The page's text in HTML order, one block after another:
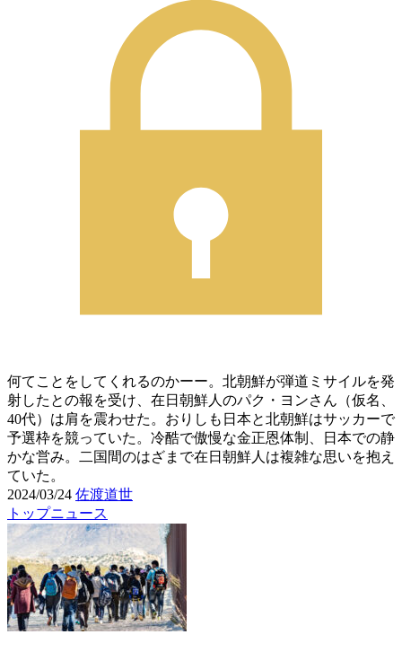
何てことをしてくれるのかーー。北朝鮮が弾道ミサイルを発
射したとの報を受け、在日朝鮮人のパク・ヨンさん（仮名、
40代）は肩を震わせた。おりしも日本と北朝鮮はサッカーで
予選枠を競っていた。冷酷で傲慢な金正恩体制、日本での静
かな営み。二国間のはざまで在日朝鮮人は複雑な思いを抱え
ていた。
2024/03/24 佐渡道世
トップニュース